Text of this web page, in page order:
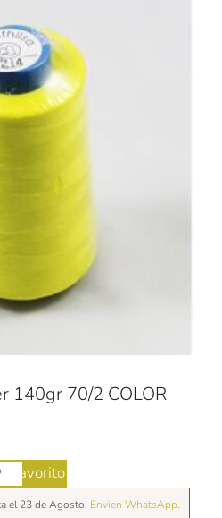
140gr 70/2 COLOR
Favorito
el 23 de Agosto. Envien WhatsApp.